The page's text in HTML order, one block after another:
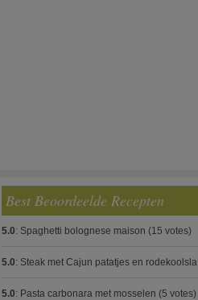
Best Beoordeelde Recepten
5.0: Spaghetti bolognese maison (15 votes)
5.0: Steak met Cajun patatjes en rodekoolsla
5.0: Pasta carbonara met mosselen (5 votes)